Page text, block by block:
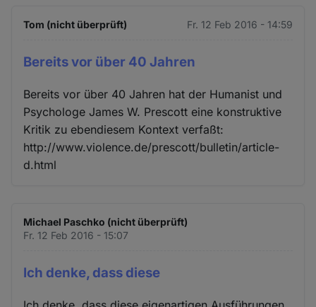
Tom (nicht überprüft) Fr. 12 Feb 2016 - 14:59
Bereits vor über 40 Jahren
Bereits vor über 40 Jahren hat der Humanist und
Psychologe James W. Prescott eine konstruktive
Kritik zu ebendiesem Kontext verfaßt:
http://www.violence.de/prescott/bulletin/article-
d.html
Michael Paschko (nicht überprüft)
Fr. 12 Feb 2016 - 15:07
Ich denke, dass diese